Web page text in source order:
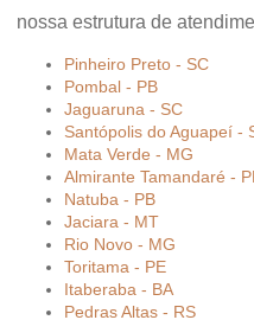
nossa estrutura de
Pinheiro Preto - SC
Pombal - PB
Jaguaruna - SC
Santópolis do Aguapeí -
Mata Verde - MG
Almirante Tamandaré -
Natuba - PB
Jaciara - MT
Rio Novo - MG
Toritama - PE
Itaberaba - BA
Pedras Altas - RS